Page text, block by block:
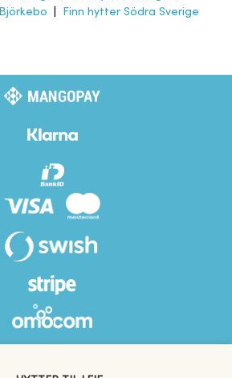
Finn hytter Södra Sverige